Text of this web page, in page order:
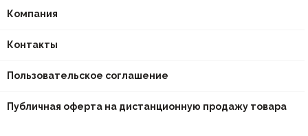
Компания
Контакты
Пользовательское соглашение
Публичная оферта на дистанционную продажу товара